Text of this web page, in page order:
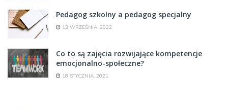
Pedagog szkolny a pedagog specjalny
13 WRZEŚNIA, 2022
Co to są zajęcia rozwijające kompetencje
emocjonalno-społeczne?
18 STYCZNIA, 2021